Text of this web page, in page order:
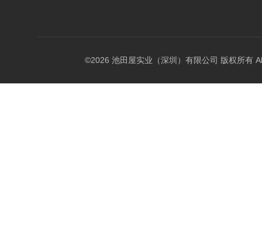
©2026 池田屋实业（深圳）有限公司 版权所有